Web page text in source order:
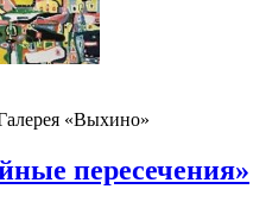
«Выхино»
пересечения»